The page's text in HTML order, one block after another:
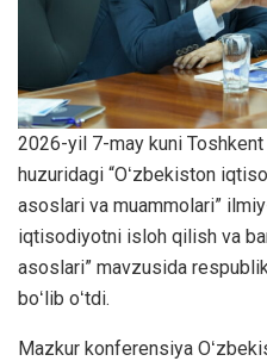
2026-yil 7-may kuni
huzuridagi “Oʻzbekiston
asoslari va muammolari”
iqtisodiyotni isloh qilish va
asoslari” mavzusida
boʻlib oʻtdi.
Mazkur konferensiya